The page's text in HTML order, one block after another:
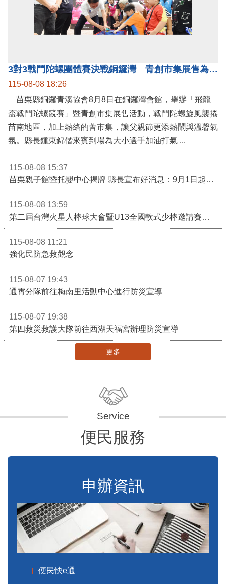
3對3戰鬥陀螺團體賽決戰銅鑼灣 青創市集展售為父親節增添繽紛
115-08-08 18:26
苗栗縣銅鑼青溪協會8月8日在銅鑼灣會館，舉辦「飛龍
盃戰鬥陀螺競賽」暨青創市集展售活動，戰鬥陀螺旋風襲捲
苗南地區，加上熱絡的菁市集，讓父親節更添熱鬧與溫馨氣
氛。縣長鍾東錦偕來賓到場為大小選手加油打氣 ...
115-08-08 15:37
苗栗親子館暨托嬰中心揭牌 縣長宣布好消息：9月1日起調降臨時托嬰費用
115-08-08 13:59
第二屆台灣火星人棒球大會暨U13全國軟式少棒邀請賽在苗栗舉辦
115-08-08 11:21
強化民防急救觀念
115-08-07 19:43
通霄分隊前往梅南里活動中心進行防災宣導
115-08-07 19:38
第四救災救護大隊前往西湖天福宮辦理防災宣導
更多
便民服務
申辦資訊
便民快e通